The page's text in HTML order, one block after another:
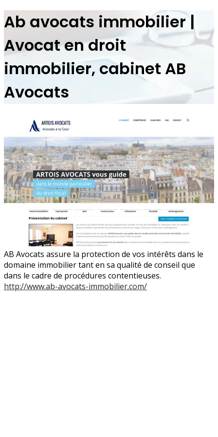
Ab avocats immobilier |
Avocat en droit
immobilier, cabinet AB
Avocats
AB Avocats assure la protection de vos intérêts dans le
domaine immobilier tant en sa qualité de conseil que
dans le cadre de procédures contentieuses.
http://www.ab-avocats-immobilier.com/